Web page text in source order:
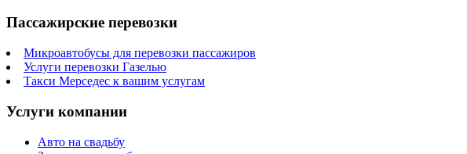
Пассажирские перевозки
Микроавтобусы для перевозки пассажиров
Услуги перевозки Газелью
Такси Мерседес к вашим услугам
Услуги компании
Авто на свадьбу